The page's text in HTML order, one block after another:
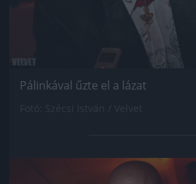
Pálinkával űzte el a lázat
Jön még kép!